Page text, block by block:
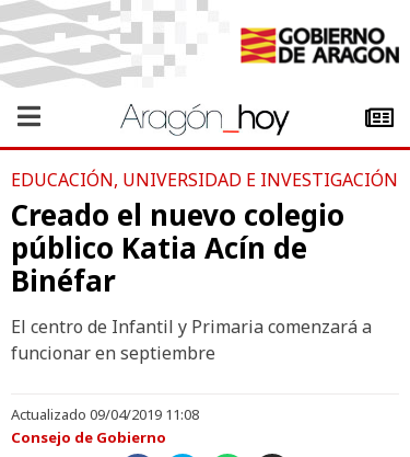
EDUCACIÓN, UNIVERSIDAD E INVESTIGACIÓN
Creado el nuevo colegio
público Katia Acín de
Binéfar
El centro de Infantil y Primaria comenzará a
funcionar en septiembre
Actualizado 09/04/2019 11:08
Consejo de Gobierno